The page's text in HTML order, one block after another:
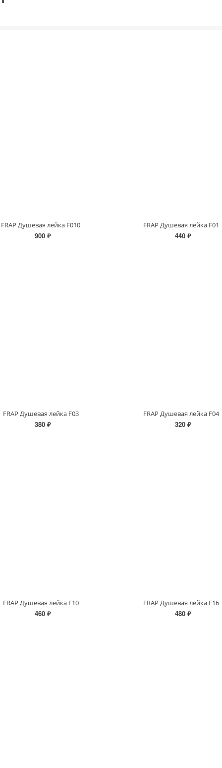
FRAP Душевая лейка F010
900 ₽
FRAP Душевая лейка F01
440 ₽
FRAP Душевая лейка F03
380 ₽
FRAP Душевая лейка F04
320 ₽
FRAP Душевая лейка F10
460 ₽
FRAP Душевая лейка F16
480 ₽